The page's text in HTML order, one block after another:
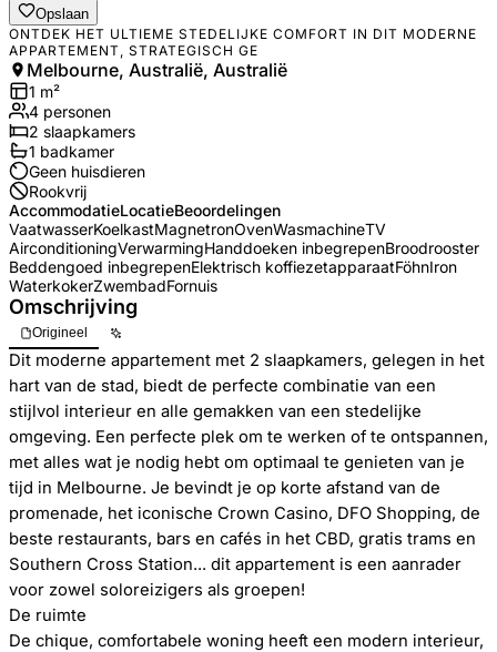
Opslaan
ONTDEK HET ULTIEME STEDELIJKE COMFORT IN DIT MODERNE
APPARTEMENT, STRATEGISCH GE
Melbourne, Australië, Australië
1 m²
4 personen
2 slaapkamers
1 badkamer
Geen huisdieren
Rookvrij
AccommodatieLocatieBeoordelingen
VaatwasserKoelkastMagnetronOvenWasmachineTV
AirconditioningVerwarmingHanddoeken inbegrepenBroodrooster
Beddengoed inbegrepenElektrisch koffiezetapparaatFöhnIron
WaterkokerZwembadFornuis
Omschrijving
Origineel
Dit moderne appartement met 2 slaapkamers, gelegen in het
hart van de stad, biedt de perfecte combinatie van een
stijlvol interieur en alle gemakken van een stedelijke
omgeving. Een perfecte plek om te werken of te ontspannen,
met alles wat je nodig hebt om optimaal te genieten van je
tijd in Melbourne. Je bevindt je op korte afstand van de
promenade, het iconische Crown Casino, DFO Shopping, de
beste restaurants, bars en cafés in het CBD, gratis trams en
Southern Cross Station... dit appartement is een aanrader
voor zowel soloreizigers als groepen!
De ruimte
De chique, comfortabele woning heeft een modern interieur,